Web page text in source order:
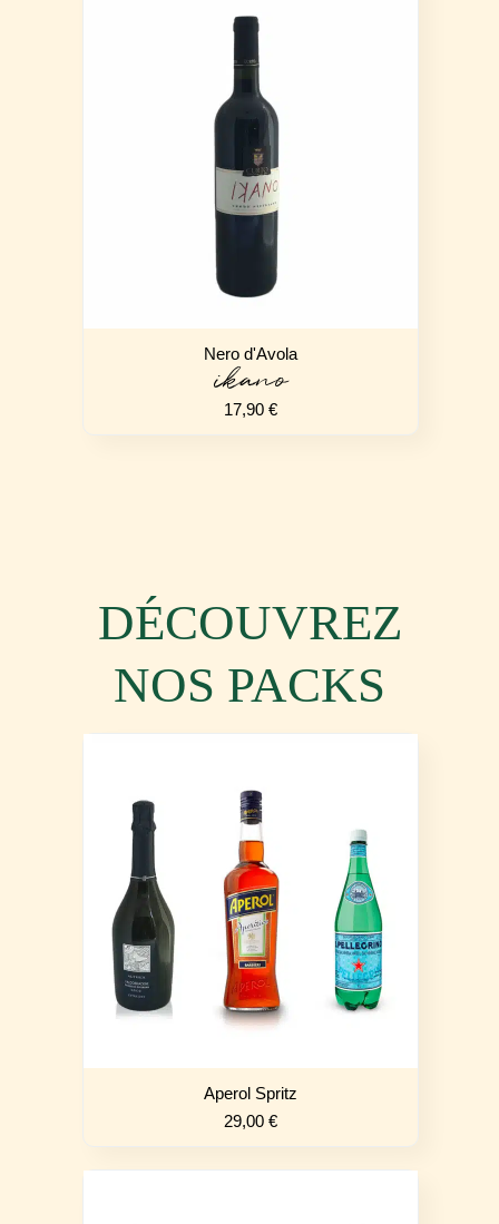
Nero d'Avola
ikano
17,90 €
DÉCOUVREZ
NOS PACKS
Aperol Spritz
29,00 €